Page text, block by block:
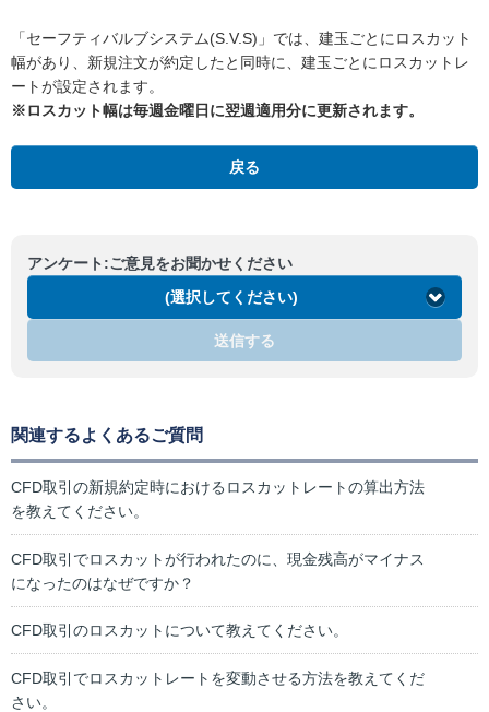
「セーフティバルブシステム(S.V.S)」では、建玉ごとにロスカット
幅があり、新規注文が約定したと同時に、建玉ごとにロスカットレ
ートが設定されます。
※ロスカット幅は毎週金曜日に翌週適用分に更新されます。
戻る
アンケート:ご意見をお聞かせください
(選択してください)
送信する
関連するよくあるご質問
CFD取引の新規約定時におけるロスカットレートの算出方法
を教えてください。
CFD取引でロスカットが行われたのに、現金残高がマイナス
になったのはなぜですか？
CFD取引のロスカットについて教えてください。
CFD取引でロスカットレートを変動させる方法を教えてくだ
さい。